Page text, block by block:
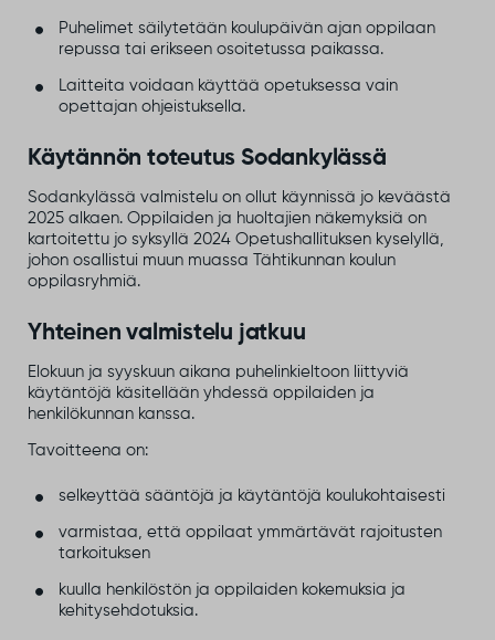
Puhelimet säilytetään koulupäivän ajan oppilaan
repussa tai erikseen osoitetussa paikassa.
Laitteita voidaan käyttää opetuksessa vain
opettajan ohjeistuksella.
Käytännön toteutus Sodankylässä
Sodankylässä valmistelu on ollut käynnissä jo keväästä
2025 alkaen. Oppilaiden ja huoltajien näkemyksiä on
kartoitettu jo syksyllä 2024 Opetushallituksen kyselyllä,
johon osallistui muun muassa Tähtikunnan koulun
oppilasryhmiä.
Yhteinen valmistelu jatkuu
Elokuun ja syyskuun aikana puhelinkieltoon liittyviä
käytäntöjä käsitellään yhdessä oppilaiden ja
henkilökunnan kanssa.
Tavoitteena on:
selkeyttää sääntöjä ja käytäntöjä koulukohtaisesti
varmistaa, että oppilaat ymmärtävät rajoitusten
tarkoituksen
kuulla henkilöstön ja oppilaiden kokemuksia ja
kehitysehdotuksia.